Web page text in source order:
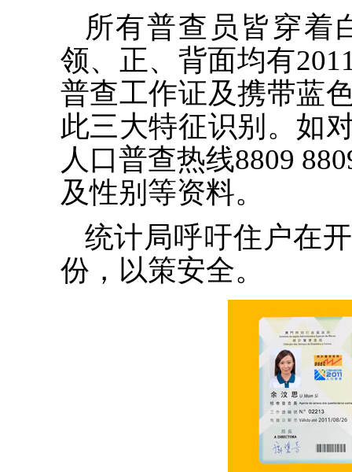
所有普查员皆穿着
领、正、背面均有
普查工作证及携带蓝
此三大特征识别。如
人口普查热线8809
及性别等资料。
统计局呼吁住户在
份，以策安全。